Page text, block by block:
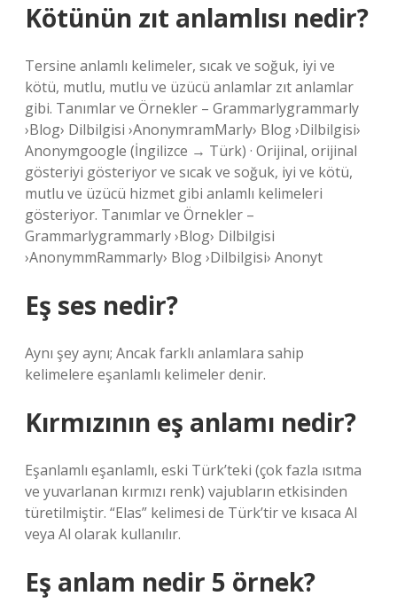
Kötünün zıt anlamlısı nedir?
Tersine anlamlı kelimeler, sıcak ve soğuk, iyi ve
kötü, mutlu, mutlu ve üzücü anlamlar zıt anlamlar
gibi. Tanımlar ve Örnekler – Grammarlygrammarly
›Blog› Dilbilgisi ›AnonymramMarly› Blog ›Dilbilgisi›
Anonymgoogle (İngilizce → Türk) · Orijinal, orijinal
gösteriyi gösteriyor ve sıcak ve soğuk, iyi ve kötü,
mutlu ve üzücü hizmet gibi anlamlı kelimeleri
gösteriyor. Tanımlar ve Örnekler –
Grammarlygrammarly ›Blog› Dilbilgisi
›AnonymmRammarly› Blog ›Dilbilgisi› Anonyt
Eş ses nedir?
Aynı şey aynı; Ancak farklı anlamlara sahip
kelimelere eşanlamlı kelimeler denir.
Kırmızının eş anlamı nedir?
Eşanlamlı eşanlamlı, eski Türk’teki (çok fazla ısıtma
ve yuvarlanan kırmızı renk) vajubların etkisinden
türetilmiştir. “Elas” kelimesi de Türk’tir ve kısaca Al
veya Al olarak kullanılır.
Eş anlam nedir 5 örnek?